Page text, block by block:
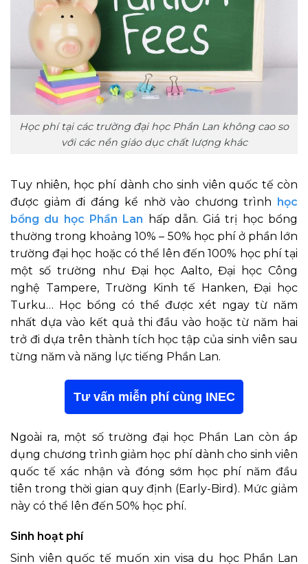
Học phí tại các trường đại học Phần Lan không cao so
với các nền giáo dục chất lượng khác
Tuy nhiên, học phí dành cho sinh viên quốc tế còn
được giảm đi đáng kể nhờ vào chương trình
học
bổng du học Phần Lan
hấp dẫn. Giá trị học bổng
thường trong khoảng 10% – 50% học phí ở phần lớn
trường đại học hoặc có thể lên đến 100% học phí tại
một số trường như Đại học Aalto, Đại học Công
nghệ Tampere, Trường Kinh tế Hanken, Đại học
Turku… Học bổng có thể được xét ngay từ năm
nhất dựa vào kết quả thi đầu vào hoặc từ năm hai
trở đi dựa trên thành tích học tập của sinh viên sau
từng năm và năng lực tiếng Phần Lan.
Tư vấn miễn phí cùng INEC
Ngoài ra, một số trường đại học Phần Lan còn áp
dụng chương trình giảm học phí dành cho sinh viên
quốc tế xác nhận và đóng sớm học phí năm đầu
tiên trong thời gian quy định (Early-Bird). Mức giảm
này có thể lên đến 50% học phí.
Sinh hoạt phí
Sinh viên quốc tế muốn xin visa du học Phần Lan